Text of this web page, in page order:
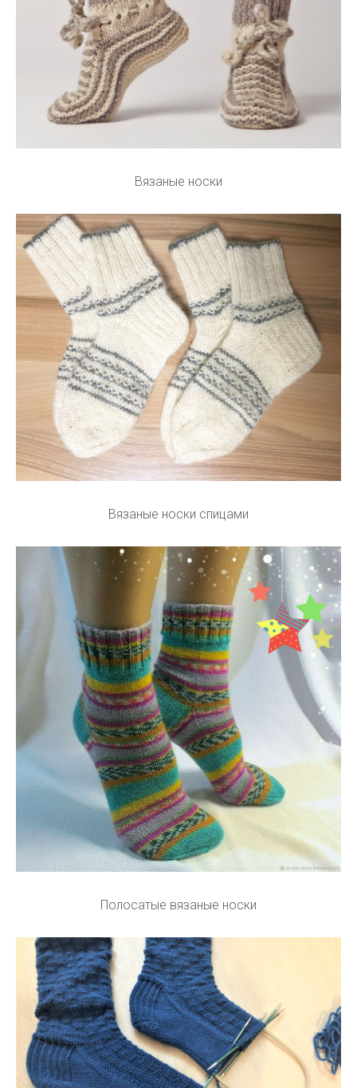
Вязаные носки
Вязаные носки спицами
Полосатые вязаные носки